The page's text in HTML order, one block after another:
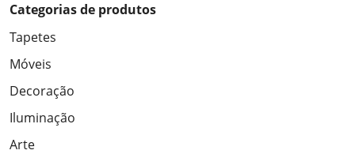
Categorias de produtos
Tapetes
Móveis
Decoração
Iluminação
Arte